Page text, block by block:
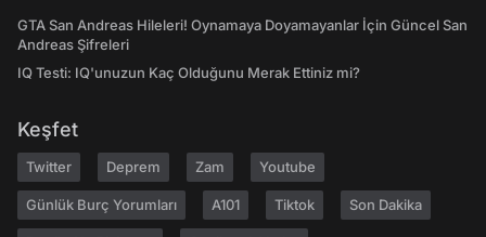
GTA San Andreas Hileleri! Oynamaya Doyamayanlar İçin Güncel San
Andreas Şifreleri
IQ Testi: IQ'unuzun Kaç Olduğunu Merak Ettiniz mi?
Keşfet
Twitter Deprem Zam Youtube
Günlük Burç Yorumları A101 Tiktok Son Dakika